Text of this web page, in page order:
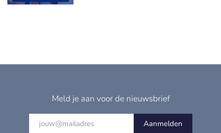
Meld je aan voor de nieuwsbrief
Aanmelden